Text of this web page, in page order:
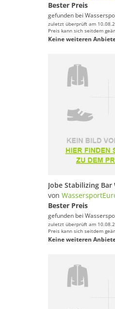
Bester Preis
gefunden bei
zuletzt überprüft am
Preis kann sich seitdem
Keine weiteren
von
Bester Preis
gefunden bei
zuletzt überprüft am
Preis kann sich seitdem
Keine weiteren